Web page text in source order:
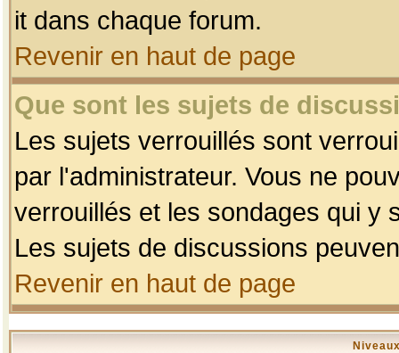
it dans chaque forum.
Revenir en haut de page
Que sont les sujets de
Les sujets verrouillés sont
par l'administrateur. Vous ne
verrouillés et les sondages qui y
Les sujets de discussions
Revenir en haut de page